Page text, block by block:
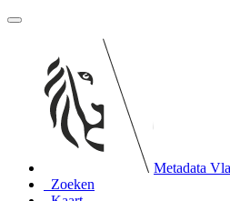
Metadata
Zoeken